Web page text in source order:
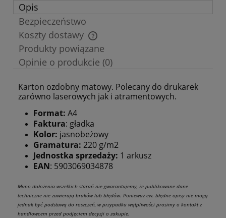
Opis
Bezpieczeństwo
Koszty dostawy
Cena nie zawiera ewentualnych kosztów płatności
Produkty powiązane
Opinie o produkcie (0)
Karton ozdobny matowy. Polecany do drukarek
zarówno laserowych jak i atramentowych.
Format: A4
Faktura: gładka
Kolor: jasnobeżowy
Gramatura: 220 g/m2
Jednostka sprzedaży: 1 arkusz
EAN: 5903069034878
Mimo dołożenia wszelkich starań nie gwarantujemy, że publikowane dane
techniczne nie zawierają braków lub błędów. Ponieważ ew. błędne opisy nie mogą
jednak być podstawą do roszczeń, w przypadku wątpliwości prosimy o kontakt z
handlowcem przed podjęciem decyzji o zakupie.